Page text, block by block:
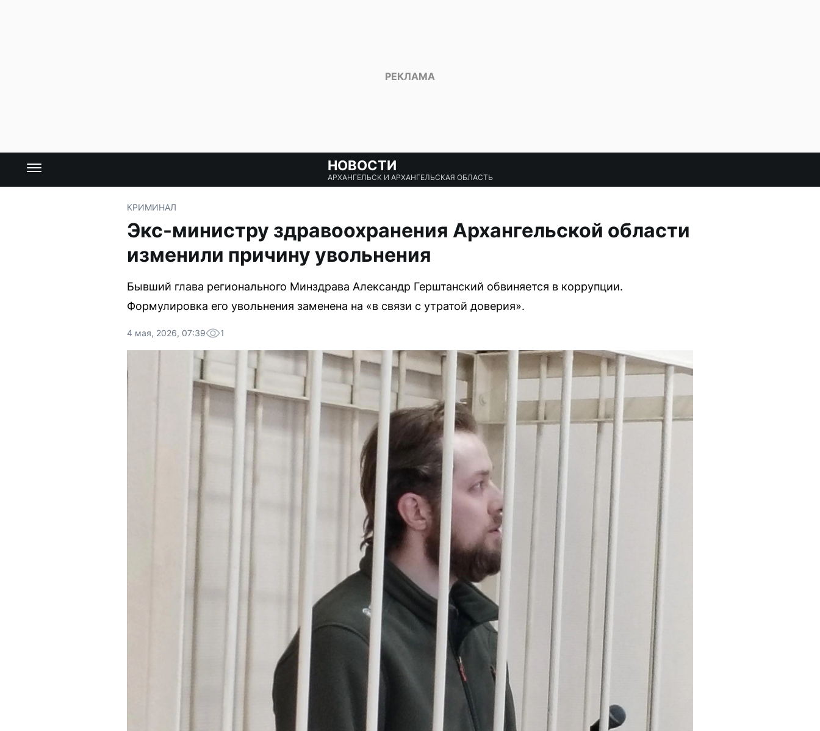
НОВОСТИ
АРХАНГЕЛЬСК И АРХАНГЕЛЬСКАЯ ОБЛАСТЬ
КРИМИНАЛ
Экс-министру здравоохранения Архангельской области
изменили причину увольнения
Бывший глава регионального Минздрава Александр Герштанский обвиняется в коррупции.
Формулировка его увольнения заменена на «в связи с утратой доверия».
4 мая, 2026, 07:39 1